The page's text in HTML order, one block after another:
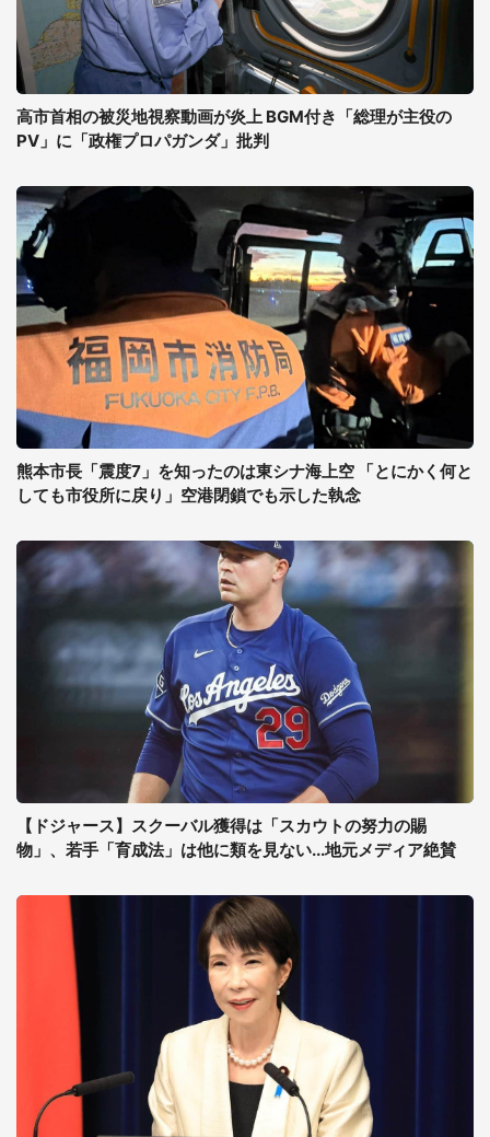
高市首相の被災地視察動画が炎上 BGM付き「総理が主役の
PV」に「政権プロパガンダ」批判
熊本市長「震度7」を知ったのは東シナ海上空 「とにかく何と
しても市役所に戻り」空港閉鎖でも示した執念
【ドジャース】スクーバル獲得は「スカウトの努力の賜
物」、若手「育成法」は他に類を見ない...地元メディア絶賛